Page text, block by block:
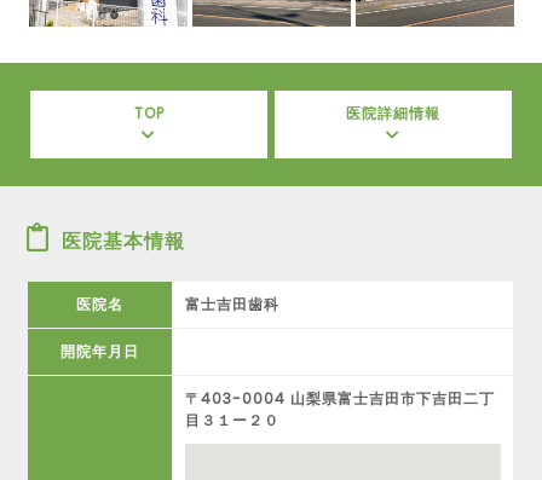
TOP 医院詳細情報
医院基本情報
医院名 富士吉田歯科
開院年月日
〒403-0004 山梨県富士吉田市下吉田二丁
目３１ー２０